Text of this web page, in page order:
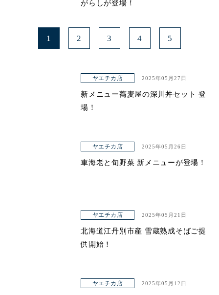
がらしが登場！
1 2 3 4 5
ヤエチカ店 2025年05月27日
新メニュー蕎麦屋の深川丼セット 登
場！
ヤエチカ店 2025年05月26日
車海老と旬野菜 新メニューが登場！
ヤエチカ店 2025年05月21日
北海道江丹別市産 雪蔵熟成そばご提
供開始！
ヤエチカ店 2025年05月12日